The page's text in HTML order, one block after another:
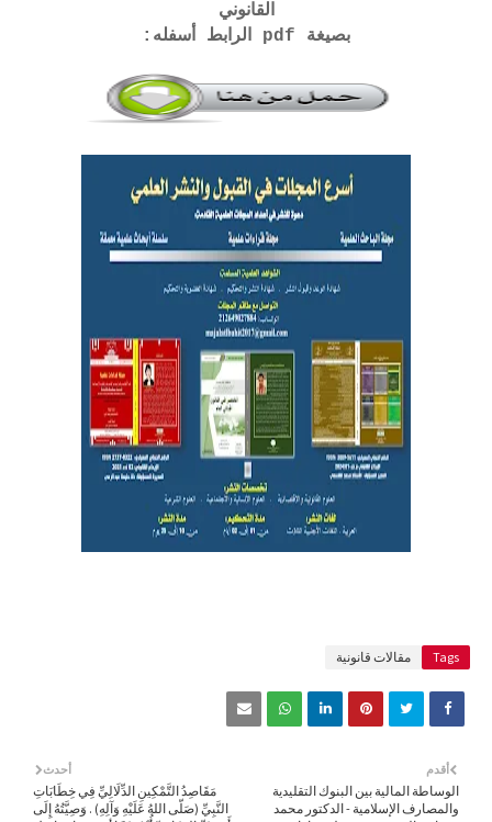
القانوني
بصيغة pdf الرابط أسفله:
Tags مقالات قانونية
أحدث
مَقَاصِدُ التَّمْكِينِ الدِّلَالِيِّ فِي خِطَابَاتِ
النَّبِيِّ (صَلّى اللهُ عَلَيْهِ وَآلِهِ) . وَصِيَّتُهُ إِلَى
أقدم
الوساطة المالية بين البنوك التقليدية
والمصارف الإسلامية - الدكتور محمد